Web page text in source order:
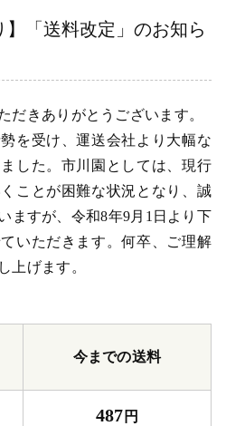
】「送料改定」のお知ら
だきありがとうございます。
を受け、運送会社より大幅な
した。市川園としては、現行
ことが困難な状況となり、誠
ますが、令和8年9月1日より下
いただきます。何卒、ご理解
上げます。
今までの送料
487 円